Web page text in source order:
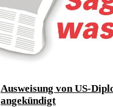
Ausweisung von US-
angekündigt